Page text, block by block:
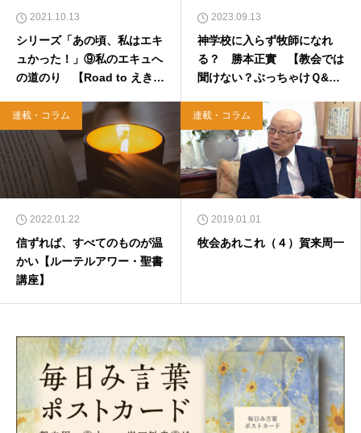
2021.10.13
シリーズ「あの頃、私はエキ
ュかった！」⑨私のエキュへ
の道のり 【Road to えきゅ
2023.09.13
神学校に入らず牧師になれ
る？ 勝本正實 【教会では
聞けない？ぶっちゃけＱ&
連載・コラム
2022.01.22
信ずれば、すべてのものが温
かい【ルーテルアワー・聖書
講座】
連載・コラム
2019.01.01
牧会あれこれ（４）賀来周一